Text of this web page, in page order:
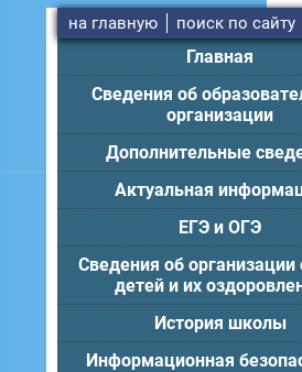
на главную поиск по сайту
Главная
Сведения об
организации
Дополнительные
Актуальная
ЕГЭ и ОГЭ
Сведения об организации
детей и их
История школы
Информационная